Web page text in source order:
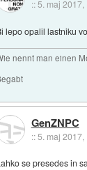
:: 5. maj 2017,
lepo opalil lastniku
nennt man einen
GenZNPC
::5. maj 2017,
se presedes in